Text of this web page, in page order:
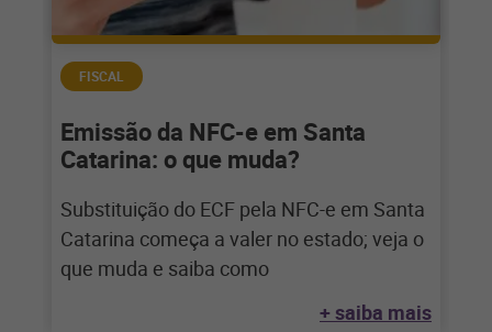
FISCAL
Emissão da NFC-e em Santa
Catarina: o que muda?
Substituição do ECF pela NFC-e em Santa
Catarina começa a valer no estado; veja o
que muda e saiba como
+ saiba mais